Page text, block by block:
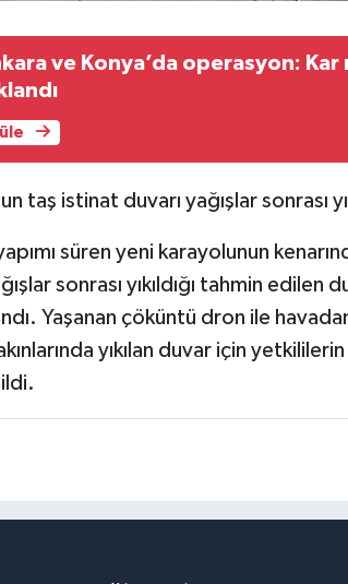
ve Konya’da operasyon: Kar
taş istinat duvarı yağışlar sonrası
süren yeni karayolunun
sonrası yıkıldığı tahmin edilen
Yaşanan çöküntü dron ile
yıkılan duvar için yetkililerin